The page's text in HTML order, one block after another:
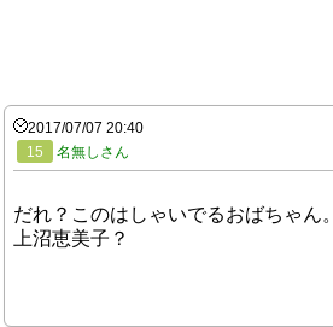
2017/07/07 20:40
15
名無しさん
だれ？このはしゃいでるおばちゃん。
上沼恵美子？